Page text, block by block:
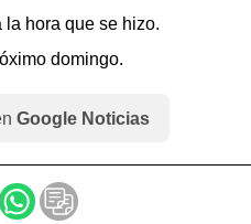
la hora que se hizo.
domingo.
Google Noticias